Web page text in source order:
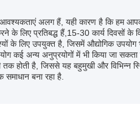
अलग हैं, यही कारण है कि हम
के लिए प्रतिबद्ध हैं,15-30 कार्य दिवसों
के लिए उपयुक्त है, जिसमें औद्योगिक उपयोग
कई अन्य अनुप्रयोगों में भी किया जा
होती है, जिससे यह बहुमुखी और विभिन्न
समाधान बना रहा है.